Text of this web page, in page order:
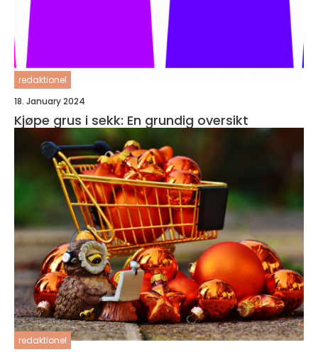
redaktionel
18. January 2024
Kjøpe grus i sekk: En grundig oversikt
redaktionel